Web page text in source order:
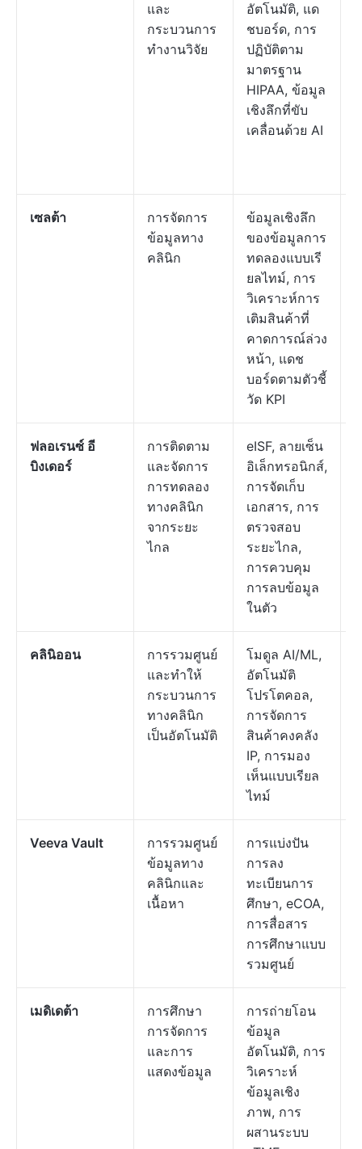
และ
กระบวนการ
ทำงานวิจัย
อัตโนมัติ, แด
ชบอร์ด, การ
ปฏิบัติตาม
มาตรฐาน
HIPAA, ข้อมูล
เชิงลึกที่ขับ
เคลื่อนด้วย AI
เซลต้า
การจัดการ
ข้อมูลทาง
คลินิก
ข้อมูลเชิงลึก
ของข้อมูลการ
ทดลองแบบเรี
ยลไทม์, การ
วิเคราะห์การ
เติมสินค้าที่
คาดการณ์ล่วง
หน้า, แดช
บอร์ดตามตัวชี้
วัด KPI
ฟลอเรนซ์ อี
บิงเดอร์
การติดตาม
และจัดการ
การทดลอง
ทางคลินิก
จากระยะ
ไกล
eISF, ลายเซ็น
อิเล็กทรอนิกส์,
การจัดเก็บ
เอกสาร, การ
ตรวจสอบ
ระยะไกล,
การควบคุม
การลบข้อมูล
ในตัว
คลินิออน
การรวมศูนย์
และทำให้
กระบวนการ
ทางคลินิก
เป็นอัตโนมัติ
โมดูล AI/ML,
อัตโนมัติ
โปรโตคอล,
การจัดการ
สินค้าคงคลัง
IP, การมอง
เห็นแบบเรียล
ไทม์
Veeva Vault
การรวมศูนย์
ข้อมูลทาง
คลินิกและ
เนื้อหา
การแบ่งปัน
การลง
ทะเบียนการ
ศึกษา, eCOA,
การสื่อสาร
การศึกษาแบบ
รวมศูนย์
เมดิเดต้า
การศึกษา
การจัดการ
และการ
แสดงข้อมูล
การถ่ายโอน
ข้อมูล
อัตโนมัติ, การ
วิเคราะห์
ข้อมูลเชิง
ภาพ, การ
ผสานระบบ